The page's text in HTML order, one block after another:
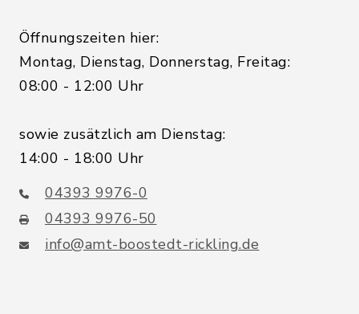
Öffnungszeiten hier:
Montag, Dienstag, Donnerstag, Freitag:
08:00 - 12:00 Uhr
sowie zusätzlich am Dienstag:
14:00 - 18:00 Uhr
04393 9976-0
04393 9976-50
info@amt-boostedt-rickling.de